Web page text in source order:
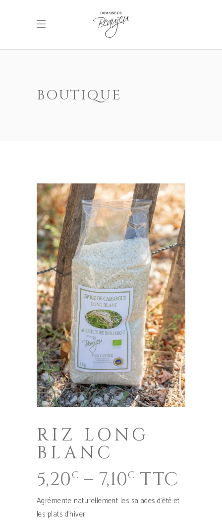
BOUTIQUE
RIZ LONG
BLANC
5,20€ – 7,10€ TTC
Agrémente naturellement les salades d’été et
les plats d’hiver.